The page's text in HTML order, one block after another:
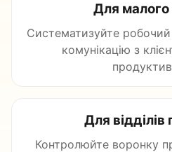
Для малого
Систематизуйте
комунікацію з
Для
Контролюйте воронку